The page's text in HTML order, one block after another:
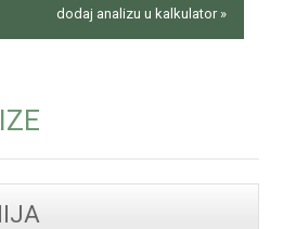
dodaj analizu u kalkulator »